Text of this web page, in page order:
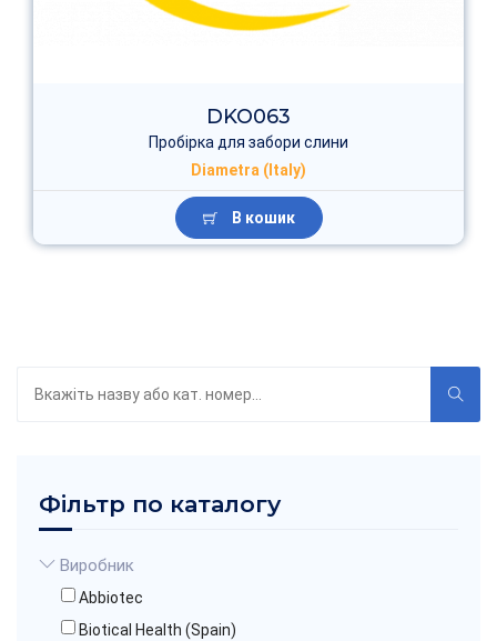
DKO063
Пробірка для забори слини
Diametra (Italy)
В кошик
Фільтр по каталогу
Виробник
Abbiotec
Biotical Health (Spain)